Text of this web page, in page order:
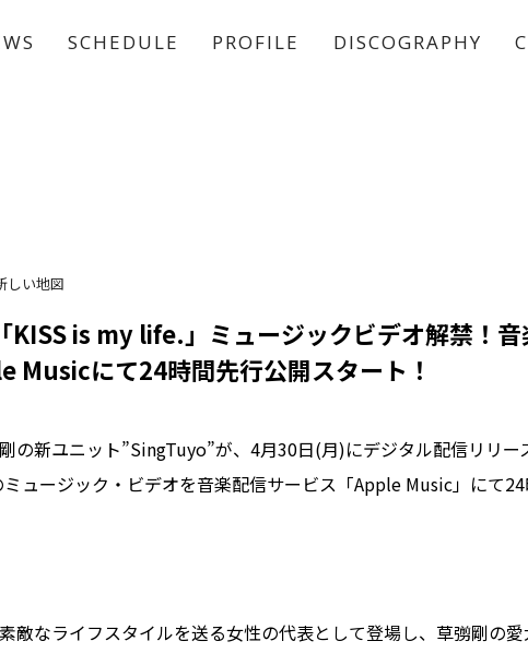
SCHEDULE PROFILE DISCOGRAPHY
しい地図
is my life.」ミュージックビデオ解禁！音
Musicにて24時間先行公開スタート！
の新ユニット”SingTuyo”が、4月30日(月)にデジタル配信リリー
ュージック・ビデオを音楽配信サービス「Apple Music」にて
敵なライフスタイルを送る女性の代表として登場し、草彅剛の愛